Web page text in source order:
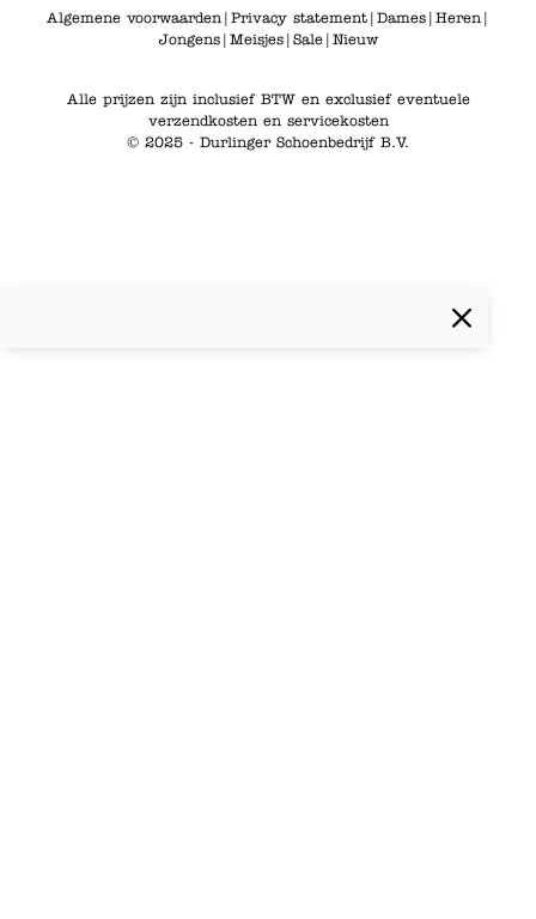
Algemene voorwaarden | Privacy statement| Dames| Heren |
Jongens| Meisjes| Sale| Nieuw
Alle prijzen zijn inclusief BTW en exclusief eventuele
verzendkosten en servicekosten
© 2025 - Durlinger Schoenbedrijf B.V.